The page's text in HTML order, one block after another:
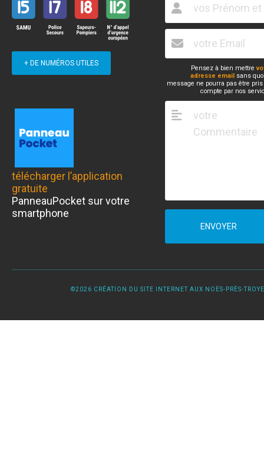
+ DE NUMÉROS UTILES
télécharger l’application
gratuite
PanneauPocket sur votre
smartphone
Pensez à bien mettre
adresse email sans
message ne pourra pas être
compte par nos
ENVOYER
©2026 CRÉATION DU SITE INTERNET AUX NOËS-PRÈS-